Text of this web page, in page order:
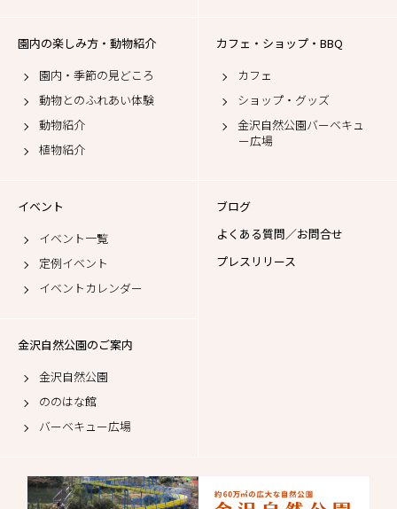
園内の楽しみ方・動物紹介
園内・季節の見どころ
動物とのふれあい体験
動物紹介
植物紹介
カフェ・ショップ・BBQ
カフェ
ショップ・グッズ
金沢自然公園バーベキュ
ー広場
イベント
イベント一覧
定例イベント
イベントカレンダー
ブログ
よくある質問／お問合せ
プレスリリース
金沢自然公園のご案内
金沢自然公園
ののはな館
バーベキュー広場